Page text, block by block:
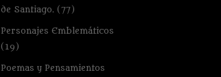
de Santiago. (77)
Personajes Emblemáticos
(19)
Poemas y Pensamientos